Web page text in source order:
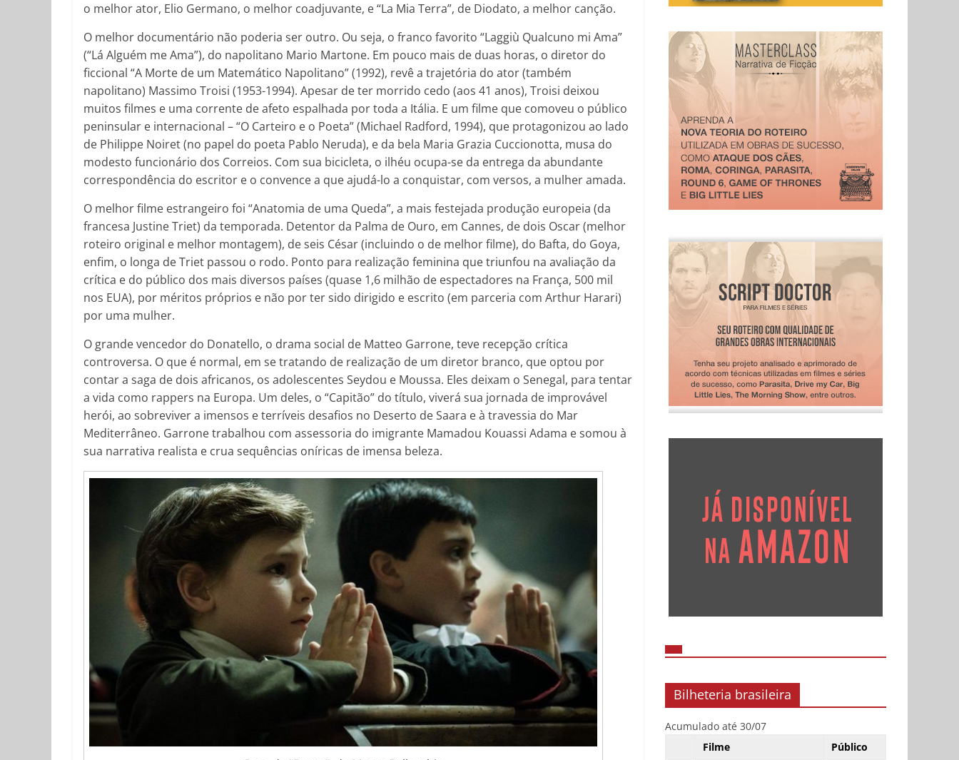
o melhor ator, Elio Germano, o melhor coadjuvante, e “La Mia Terra”, de Diodato, a melhor canção.
O melhor documentário não poderia ser outro. Ou seja, o franco favorito “Laggiù Qualcuno mi Ama”
(“Lá Alguém me Ama”), do napolitano Mario Martone. Em pouco mais de duas horas, o diretor do
ficcional “A Morte de um Matemático Napolitano” (1992), revê a trajetória do ator (também
napolitano) Massimo Troisi (1953-1994). Apesar de ter morrido cedo (aos 41 anos), Troisi deixou
muitos filmes e uma corrente de afeto espalhada por toda a Itália. E um filme que comoveu o público
peninsular e internacional – “O Carteiro e o Poeta” (Michael Radford, 1994), que protagonizou ao lado
de Philippe Noiret (no papel do poeta Pablo Neruda), e da bela Maria Grazia Cuccionotta, musa do
modesto funcionário dos Correios. Com sua bicicleta, o ilhéu ocupa-se da entrega da abundante
correspondência do escritor e o convence a que ajudá-lo a conquistar, com versos, a mulher amada.
O melhor filme estrangeiro foi “Anatomia de uma Queda”, a mais festejada produção europeia (da
francesa Justine Triet) da temporada. Detentor da Palma de Ouro, em Cannes, de dois Oscar (melhor
roteiro original e melhor montagem), de seis César (incluindo o de melhor filme), do Bafta, do Goya,
enfim, o longa de Triet passou o rodo. Ponto para realização feminina que triunfou na avaliação da
crítica e do público dos mais diversos países (quase 1,6 milhão de espectadores na França, 500 mil
nos EUA), por méritos próprios e não por ter sido dirigido e escrito (em parceria com Arthur Harari)
por uma mulher.
O grande vencedor do Donatello, o drama social de Matteo Garrone, teve recepção crítica
controversa. O que é normal, em se tratando de realização de um diretor branco, que optou por
contar a saga de dois africanos, os adolescentes Seydou e Moussa. Eles deixam o Senegal, para tentar
a vida como rappers na Europa. Um deles, o “Capitão” do título, viverá sua jornada de improvável
herói, ao sobreviver a imensos e terríveis desafios no Deserto de Saara e à travessia do Mar
Mediterrâneo. Garrone trabalhou com assessoria do imigrante Mamadou Kouassi Adama e somou à
sua narrativa realista e crua sequências oníricas de imensa beleza.
Bilheteria brasileira
Acumulado até 30/07
Filme
Público